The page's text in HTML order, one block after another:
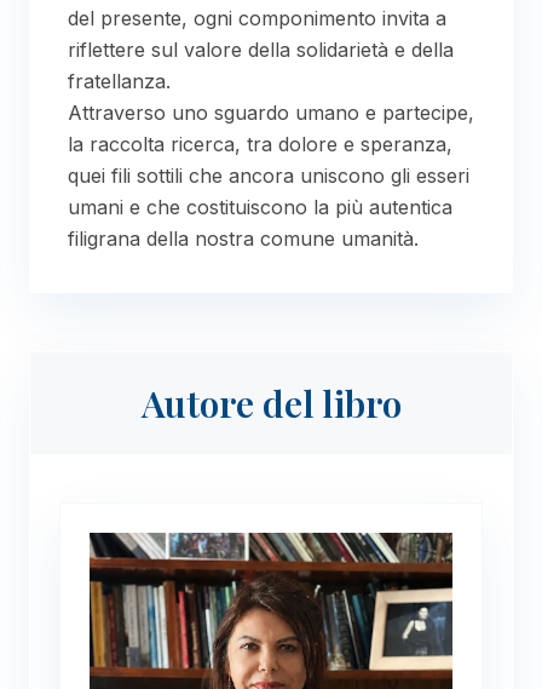
del presente, ogni componimento invita a
riflettere sul valore della solidarietà e della
fratellanza.
Attraverso uno sguardo umano e partecipe,
la raccolta ricerca, tra dolore e speranza,
quei fili sottili che ancora uniscono gli esseri
umani e che costituiscono la più autentica
filigrana della nostra comune umanità.
Autore del libro